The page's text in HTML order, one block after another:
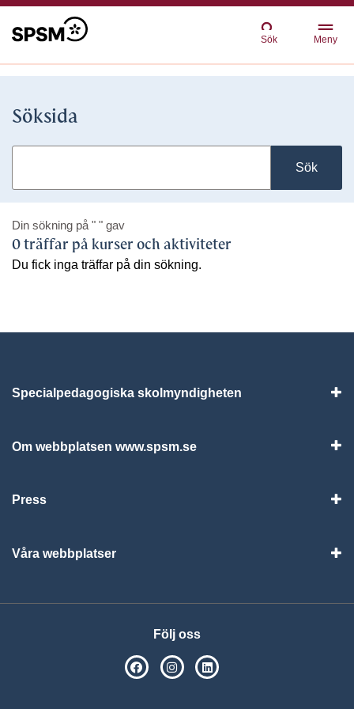
Sök Meny
Söksida
Sök
Din sökning på " " gav
0 träffar på kurser och aktiviteter
Du fick inga träffar på din sökning.
Specialpedagogiska skolmyndigheten
Om webbplatsen www.spsm.se
Press
Våra webbplatser
Följ oss
SPSM på Facebook
SPSM på Instagram